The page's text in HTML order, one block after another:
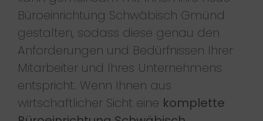
Büroeinrichtung Schwäbisch Gmünd
gestalten, sodass diese genau den
Anforderungen und Bedürfnissen Ihrer
Mitarbeiter und Ihres Unternehmens
entspricht. Wenn Ihnen aus
wirtschaftlicher Sicht eine komplette